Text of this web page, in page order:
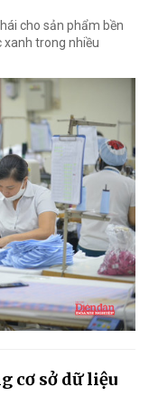
cho sản phẩm bền
xanh trong nhiều
cơ sở dữ liệu